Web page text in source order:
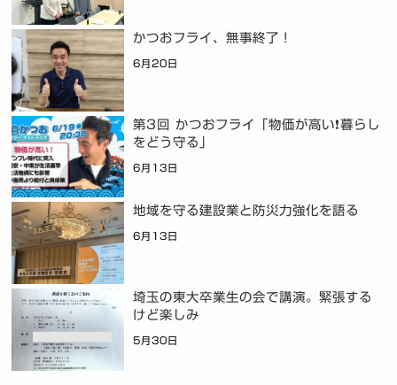
かつおフライ、無事終了！
6月20日
第3回 かつおフライ「物価が高い❗暮らし
をどう守る」
6月13日
地域を守る建設業と防災力強化を語る
6月13日
埼玉の東大卒業生の会で講演。緊張する
けど楽しみ
5月30日